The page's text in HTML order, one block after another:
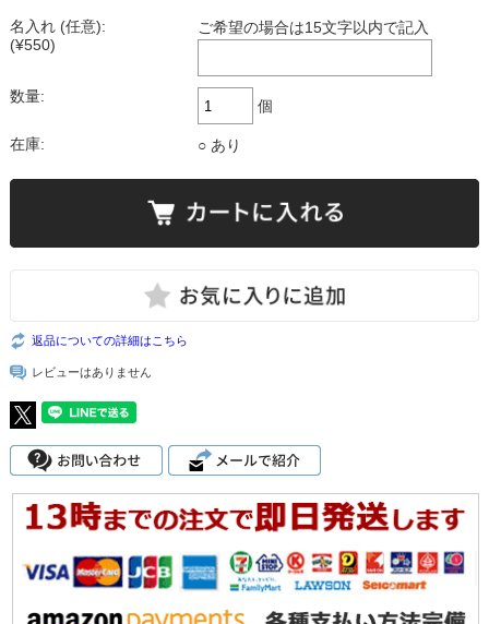
名入れ (任意):
(¥550)
ご希望の場合は15文字以内で記入
数量:
個
在庫: ○ あり
返品についての詳細はこちら
レビューはありません